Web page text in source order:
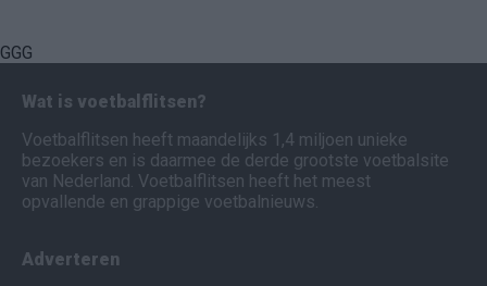
GGG
Wat is voetbalflitsen?
Voetbalflitsen heeft maandelijks 1,4 miljoen unieke
bezoekers en is daarmee de derde grootste voetbalsite
van Nederland. Voetbalflitsen heeft het meest
opvallende en grappige voetbalnieuws.
Adverteren